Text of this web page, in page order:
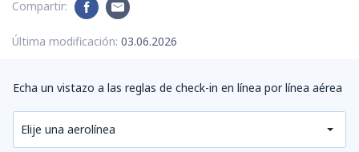
Compartir:
Última modificación: 03.06.2026
Echa un vistazo a las reglas de check-in en línea por línea aérea
Elije una aerolínea